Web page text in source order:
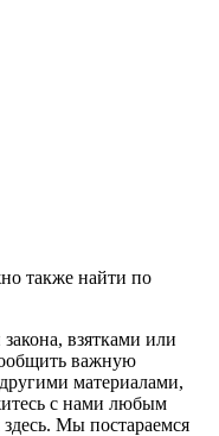
также найти по
взятками или
важную
материалами,
с нами любым
Мы постараемся